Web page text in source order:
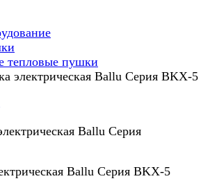
тепловые пушки
электрическая Ballu Серия BKX-5
Ballu Серия BKX-5